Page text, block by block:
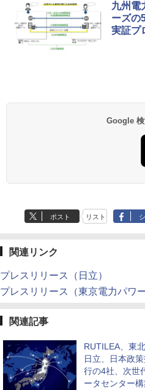
九州電
ーズの
実証プ
Google 検
ポスト リスト
関連リンク
プレスリリース（日立）
プレスリリース（東京電力パワ
関連記事
RUTILEA、東北
日立、日本政
行の4社、次世
ータセンター